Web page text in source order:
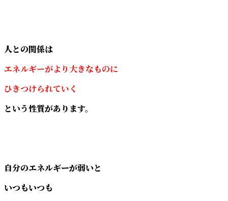
人との関係は
エネルギーがより大きなものに
ひきつけられていく
という性質があります。
自分のエネルギーが弱いと
いつもいつも